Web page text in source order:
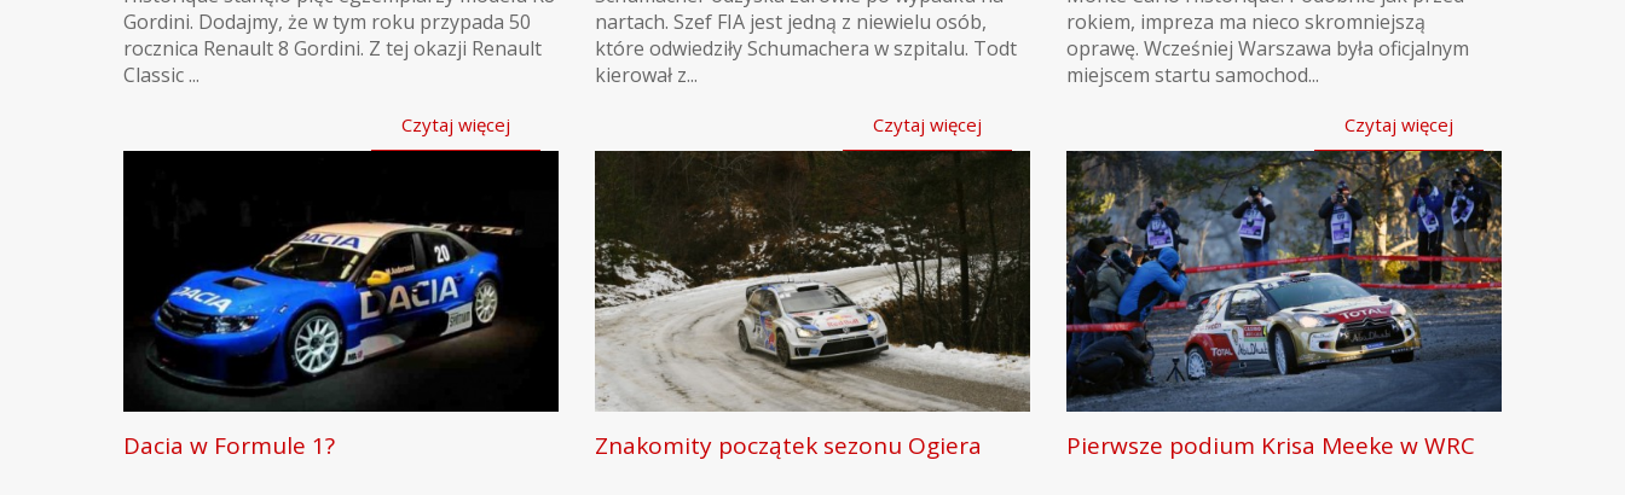
Gordini. Dodajmy, że w tym roku przypada 50
rocznica Renault 8 Gordini. Z tej okazji Renault
Classic ...
Czytaj więcej
nartach. Szef FIA jest jedną z niewielu osób,
które odwiedziły Schumachera w szpitalu. Todt
kierował z...
Czytaj więcej
rokiem, impreza ma nieco skromniejszą
oprawę. Wcześniej Warszawa była oficjalnym
miejscem startu samochod...
Czytaj więcej
Dacia w Formule 1? Znakomity początek sezonu Ogiera Pierwsze podium Krisa Meeke w WRC